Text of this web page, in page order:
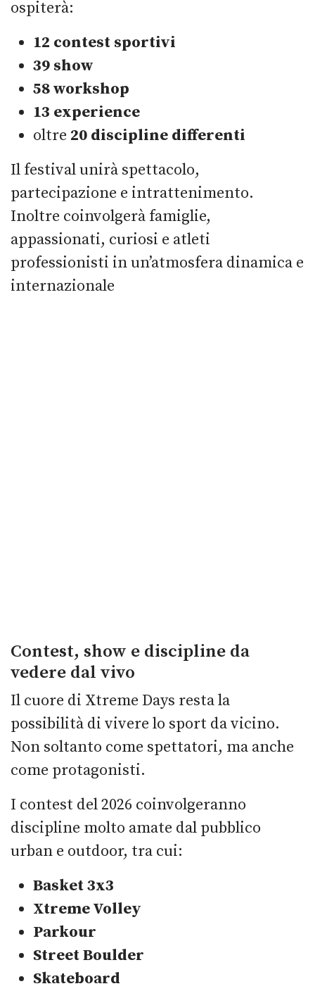
ospiterà:
12 contest sportivi
39 show
58 workshop
13 experience
oltre 20 discipline differenti
Il festival unirà spettacolo,
partecipazione e intrattenimento.
Inoltre coinvolgerà famiglie,
appassionati, curiosi e atleti
professionisti in un’atmosfera dinamica e
internazionale
Contest, show e discipline da
vedere dal vivo
Il cuore di Xtreme Days resta la
possibilità di vivere lo sport da vicino.
Non soltanto come spettatori, ma anche
come protagonisti.
I contest del 2026 coinvolgeranno
discipline molto amate dal pubblico
urban e outdoor, tra cui:
Basket 3x3
Xtreme Volley
Parkour
Street Boulder
Skateboard